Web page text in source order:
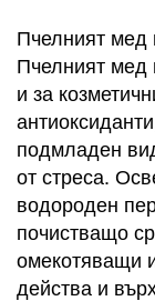
Пчелният мед
Пчелният мед
и за
подмладен
от стреса.
водороден
почистващо
омекотяващи
действа и